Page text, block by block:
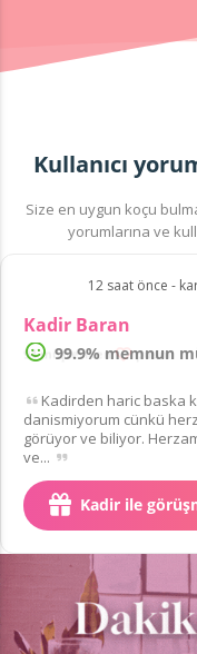
Kullanıcı
Size en uygun koçu
yorumlarına ve
12 saat önce -
Kadir Baran
99.9% memnun
Kadirden haric baska
danismiyorum cünkü
görüyor ve biliyor.
ve...
Kadir ile
10 dakikası1€